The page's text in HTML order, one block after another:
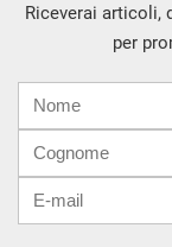
Riceverai articoli,
per
mail